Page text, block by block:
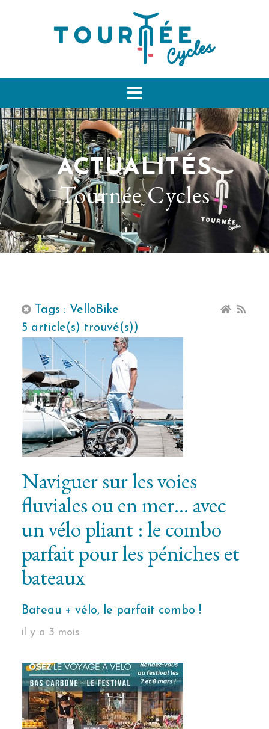
ACTUALITÉS
Tournée Cycles
Tags : VelloBike
5 article(s) trouvé(s))
Naviguer sur les voies
fluviales ou en mer… avec
un vélo pliant : le combo
parfait pour les péniches et
bateaux
Bateau + vélo, le parfait combo !
il y a 3 mois